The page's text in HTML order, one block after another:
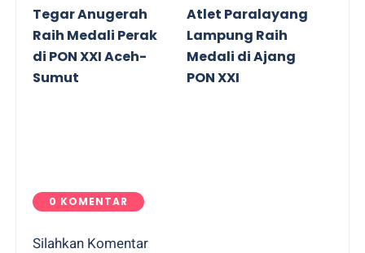
Tegar Anugerah
Raih Medali Perak
di PON XXI Aceh-
Sumut
Atlet Paralayang
Lampung Raih
Medali di Ajang
PON XXI
0 KOMENTAR
Silahkan Komentar